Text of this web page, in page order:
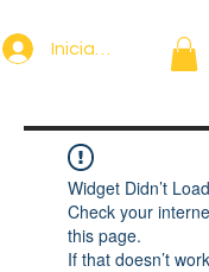
Iniciar sesión
Widget Didn’t Load
Check your
this page.
If that doesn’t